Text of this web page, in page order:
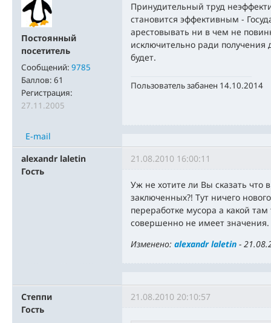
Постоянный
посетитель
Сообщений: 9785
Баллов: 61
Регистрация:
27.11.2005
Принудительный труд
становится эффективным -
арестовывать ни в чем не
исключительно ради
будет.
Пользователь забанен 14.10.2014
E-mail
alexandr laletin
Гость
21.08.2010 16:00:11
Уж не хотите ли Вы сказать что
заключенных?! Тут ничего
переработке мусора а какой там
совершенно не имеет значения.
Изменено: alexandr laletin -
Степпи
Гость
21.08.2010 20:10:57